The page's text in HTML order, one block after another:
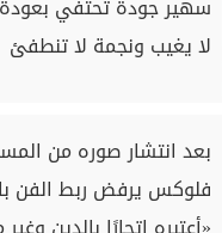
سهير جودة تحتفي
لا يغيب ونجمة لا تنطفئ
بعد انتشار صوره من
فلوكس يرفض ربط الفن